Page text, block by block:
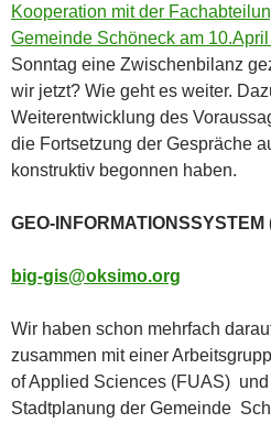
Kooperation mit der
Gemeinde Schöneck am
Sonntag eine Zwischenbilanz
wir jetzt? Wie geht es weiter.
Weiterentwicklung des
die Fortsetzung der Gespräche
konstruktiv begonnen haben.
GEO-
big-gis@oksimo.org
Wir haben schon mehrfach
zusammen mit einer
of Applied Sciences (FUAS)
Stadtplanung der Gemeinde